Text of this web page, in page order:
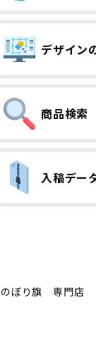
デザイン
商品検索
入稿デー
のぼり旗 専門店